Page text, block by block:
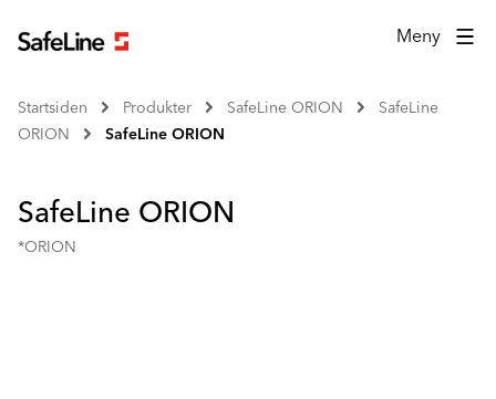
Meny
Startsiden Produkter SafeLine ORION
SafeLine
ORION
SafeLine ORION
SafeLine ORION
*ORION